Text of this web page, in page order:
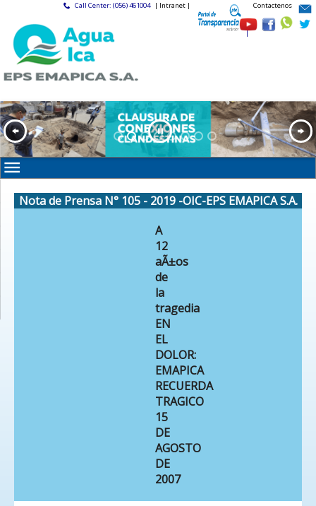
Call Center: (056) 461004 | Intranet |
|
Contactenos
Nota de Prensa N° 105 - 2019 -OIC-EPS EMAPICA S.A.
A
12
aÃ±os
de
la
tragedia
EN
EL
DOLOR:
EMAPICA
RECUERDA
TRAGICO
15
DE
AGOSTO
DE
2007